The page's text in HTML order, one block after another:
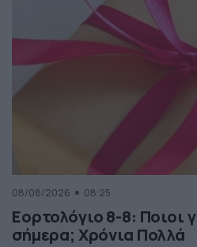
08/08/2026 08:25
Εορτολόγιο 8-8: Ποιοι
σήμερα; Χρόνια Πολλά